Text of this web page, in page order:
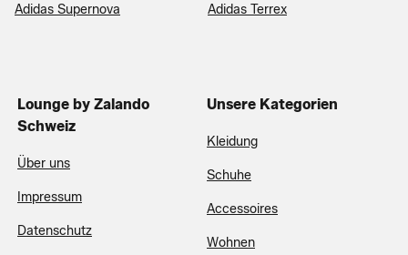
Adidas Supernova Adidas Terrex
Lounge by Zalando
Schweiz
Über uns
Impressum
Datenschutz
Unsere Kategorien
Kleidung
Schuhe
Accessoires
Wohnen